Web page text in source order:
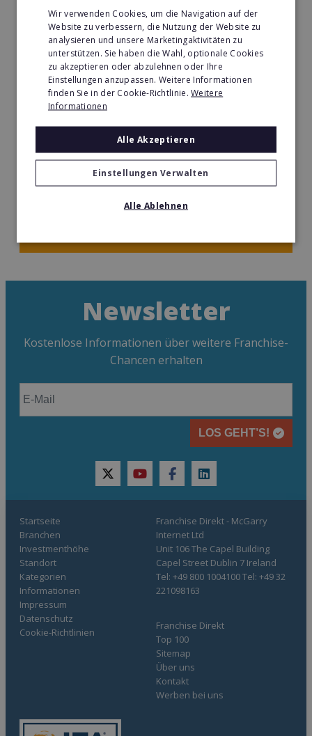
Wir suchen neue Lizenznehmer
Wir suchen Lizenznehmer als Betreiber der fit+
Studios. Unser System aus Standortanalyse,
Finanzierungsvermittlung, Komplettausstattung
macht auch Sie erfolgreich.
Ihr Interesse ist geweckt? Fordern Sie jetzt mehr
Infos an!
Newsletter
Kostenlose Informationen über weitere Franchise-
Chancen erhalten
LOS GEHT’S!
twitteryoutubefacebooklinkedin
Startseite
Branchen
Investmenthöhe
Standort
Kategorien
Informationen
Franchise Direkt
Top 100
Sitemap
Über uns
Kontakt
Werben bei uns
Impressum
Datenschutz
Cookie-Richtlinien
Franchise Direkt - McGarry
Internet Ltd
Unit 106 The Capel Building
Capel Street Dublin 7 Ireland
Tel: +49 800 1004100 Tel: +49 32
221098163
Wir verwenden Cookies, um die Navigation auf der
Website zu verbessern, die Nutzung der Website zu
analysieren und unsere Marketingaktivitäten zu
unterstützen. Sie haben die Wahl, optionale Cookies
zu akzeptieren oder abzulehnen oder Ihre
Einstellungen anzupassen. Weitere Informationen
finden Sie in der Cookie-Richtlinie.Weitere
Informationen
Alle Akzeptieren
Einstellungen Verwalten
Alle Ablehnen